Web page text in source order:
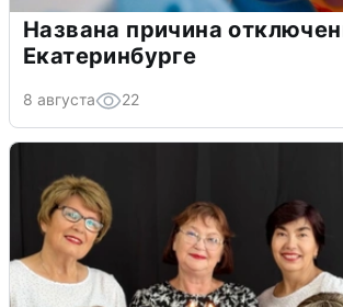
Названа причина
Екатеринбурге
8 августа 22